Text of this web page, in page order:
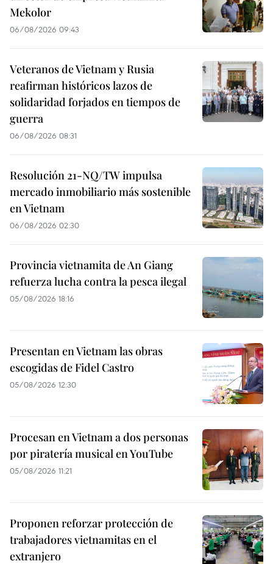
Mekolor
06/08/2026 09:43
Veteranos de Vietnam y Rusia
reafirman históricos lazos de
solidaridad forjados en tiempos de
guerra
06/08/2026 08:31
Resolución 21-NQ/TW impulsa
mercado inmobiliario más sostenible
en Vietnam
06/08/2026 02:30
Provincia vietnamita de An Giang
refuerza lucha contra la pesca ilegal
05/08/2026 18:16
Presentan en Vietnam las obras
escogidas de Fidel Castro
05/08/2026 12:30
Procesan en Vietnam a dos personas
por piratería musical en YouTube
05/08/2026 11:21
Proponen reforzar protección de
trabajadores vietnamitas en el
extranjero